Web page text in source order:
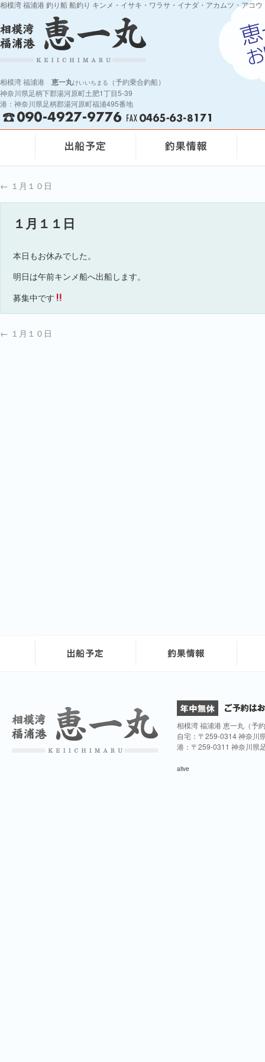
相模湾 福浦港 釣り船 船釣り キンメ・イサキ・ワラサ・イナダ・アカムツ・アコ
相模湾 福浦港 恵一丸けいいちまる
（予約乗合釣船）
神奈川県足柄下郡湯河原町土肥1丁目5-39
港：神奈川県足柄郡湯河原町福浦495番地
← １月１０日
１月１１日
本日もお休みでした。
明日は午前キンメ船へ出船します。
募集中です
← １月１０日
相模湾 福浦港 恵一丸（予
自宅：〒259-0314 神奈川
港：〒259-0311 神奈川県
alive